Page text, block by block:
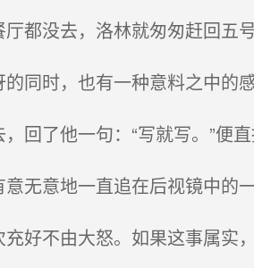
都没去，洛林就匆匆赶回五
同时，也有一种意料之中的感
回了他一句：“写就写。”便
无意地一直追在后视镜中的
好不由大怒。如果这事属实